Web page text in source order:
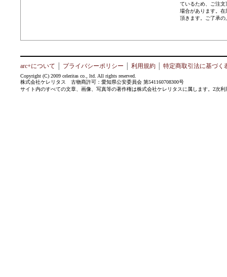
ているため、ご注
場合があります。
頂きます。ご了承
arc+について プライバシーポリシー 利用規約 特定商取引法に基づく
Copyright (C) 2009 celeritas co., ltd. All rights reserved.
株式会社ケレリタス 古物商許可：愛知県公安委員会 第541160708300号
サイト内のすべての文章、画像、写真等の著作権は株式会社ケレリタスに属します。2次